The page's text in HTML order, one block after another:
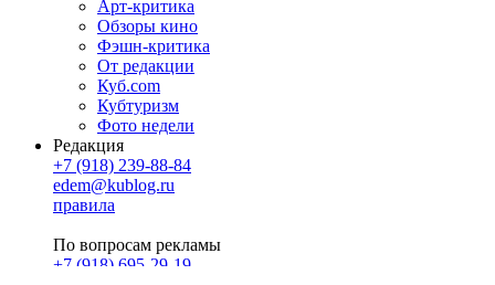
Арт-критика
Обзоры кино
Фэшн-критика
От редакции
Куб.com
Кубтуризм
Фото недели
Редакция
+7 (918) 239-88-84
edem@kublog.ru
правила
По вопросам рекламы
+7 (918) 695-29-19